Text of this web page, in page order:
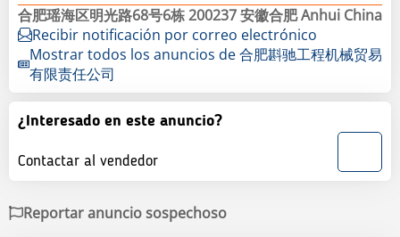
合肥瑶海区明光路68号6栋 200237 安徽合肥 Anhui China
Recibir notificación por correo electrónico
Mostrar todos los anuncios de 合肥斟驰工程机械贸易
有限责任公司
¿Interesado en este anuncio?
Contactar al vendedor
Reportar anuncio sospechoso